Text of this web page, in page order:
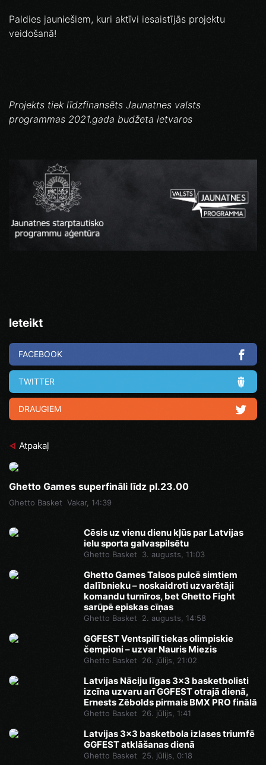
Paldies jauniešiem, kuri aktīvi iesaistījās projektu
veidošanā!
Projekts tiek līdzfinansēts Jaunatnes valsts
programmas 2021.gada budžeta ietvaros
Ieteikt
FACEBOOK
TWITTER
DRAUGIEM
Atpakaļ
Ghetto Games superfināli līdz pl.23.00
Ghetto Basket Vakar, 14:39
Cēsis uz vienu dienu kļūs par Latvijas
ielu sporta galvaspilsētu
Ghetto Basket 3. augusts, 11:03
Ghetto Games Talsos pulcē simtiem
dalībnieku – noskaidroti uzvarētāji
komandu turnīros, bet Ghetto Fight
sarūpē episkas cīņas
Ghetto Basket 2. augusts, 14:58
GGFEST Ventspilī tiekas olimpiskie
čempioni – uzvar Nauris Miezis
Ghetto Basket 26. jūlijs, 21:02
Latvijas Nāciju līgas 3x3 basketbolisti
izcīna uzvaru arī GGFEST otrajā dienā,
Ernests Zēbolds pirmais BMX PRO finālā
Ghetto Basket 26. jūlijs, 1:41
Latvijas 3x3 basketbola izlases triumfē
GGFEST atklāšanas dienā
Ghetto Basket 25. jūlijs, 0:18